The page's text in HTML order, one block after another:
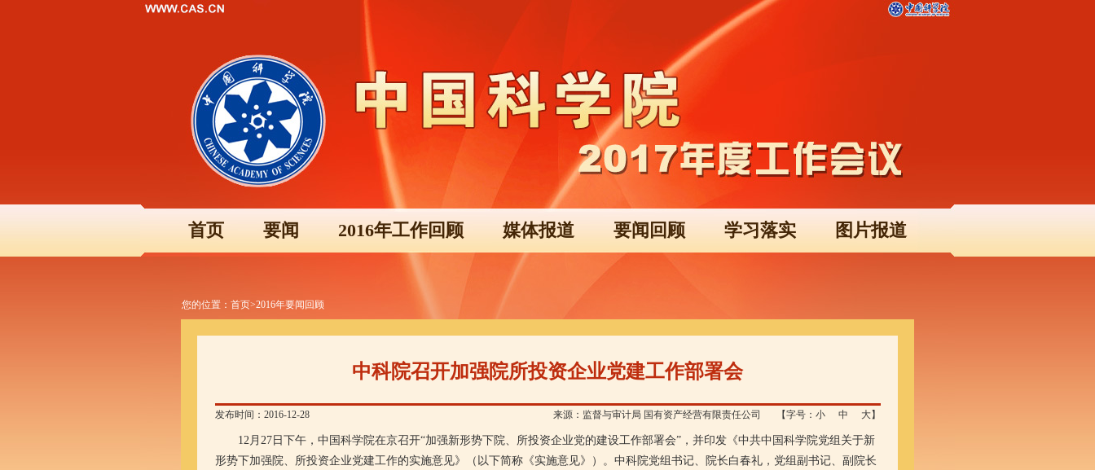
首页 要闻 2016年工作回顾 媒体报道 要闻回顾 学习落实 图片报道
您的位置： 首页>2016年要闻回顾
中科院召开加强院所投资企业党建工作部署会
发布时间：2016-12-28 来源：监督与审计局 国有资产经营有限责任公司 【字号： 小 中 大】
12月27日下午，中国科学院在京召开“加强新形势下院、所投资企业党的建设工作部署会”，并印发《中共中国科学院党组关于新
形势下加强院、所投资企业党建工作的实施意见》（以下简称《实施意见》）。中科院党组书记、院长白春礼，党组副书记、副院长